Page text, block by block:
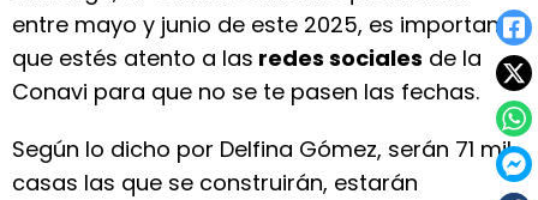
entre mayo y junio de este 2025, es importante
que estés atento a las redes sociales de la
Conavi para que no se te pasen las fechas.
Según lo dicho por Delfina Gómez, serán 71 mil
casas las que se construirán, estarán